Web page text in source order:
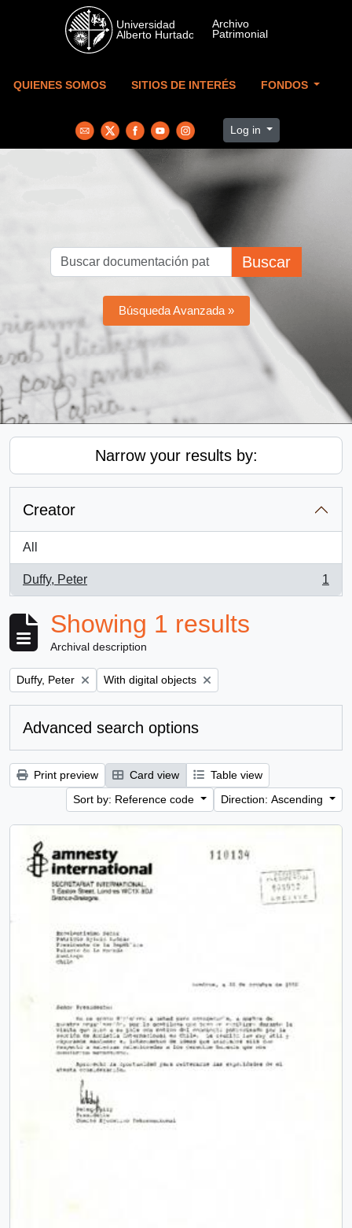
Skip to main content
QUIENES SOMOS SITIOS DE INTERÉS FONDOS
Log in
Buscar
Búsqueda Avanzada »
Narrow your results by:
Creator
All
Duffy, Peter
, 1 results
1
Showing 1 results
Archival description
Remove filter:
Duffy, Peter Remove filter:
With digital objects
Advanced search options
Print preview Card view
Table view
Sort by: Reference code
Direction: Ascending